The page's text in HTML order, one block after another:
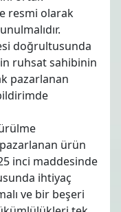
resmi olarak
doğrultusunda
ruhsat sahibinin
pazarlanan
ürün
inci maddesinde
ihtiyaç
ve bir beşeri